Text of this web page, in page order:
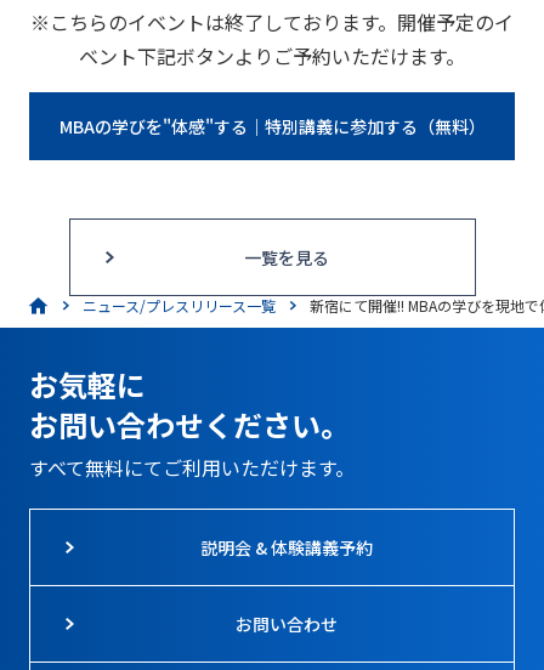
※こちらのイベントは終了しております。開催予定のイ
ベント下記ボタンよりご予約いただけます。
MBAの学びを"体感"する｜特別講義に参加する（無料）
一覧を見る
ニュース/プレスリリース一覧 新宿にて開催!! MBAの学びを現地
お気軽に
お問い合わせください。
すべて無料にてご利用いただけます。
説明会 & 体験講義予約
お問い合わせ